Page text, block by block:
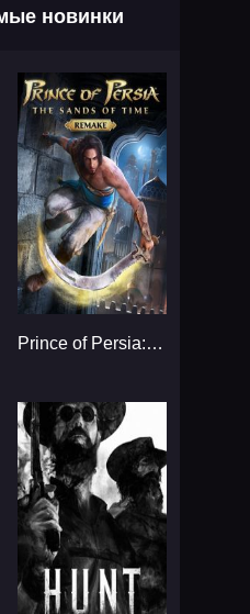
новинки
Prince of Persia: The Sands